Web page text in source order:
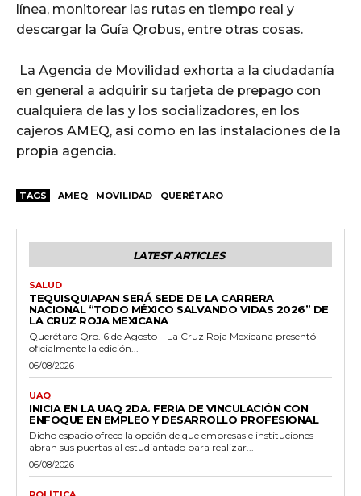
línea, monitorear las rutas en tiempo real y
descargar la Guía Qrobus, entre otras cosas.
La Agencia de Movilidad exhorta a la ciudadanía
en general a adquirir su tarjeta de prepago con
cualquiera de las y los socializadores, en los
cajeros AMEQ, así como en las instalaciones de la
propia agencia.
TAGS AMEQ MOVILIDAD QUERÉTARO
LATEST ARTICLES
SALUD
TEQUISQUIAPAN SERÁ SEDE DE LA CARRERA
NACIONAL “TODO MÉXICO SALVANDO VIDAS 2026” DE
LA CRUZ ROJA MEXICANA
Querétaro Qro. 6 de Agosto – La Cruz Roja Mexicana presentó
oficialmente la edición...
06/08/2026
UAQ
INICIA EN LA UAQ 2DA. FERIA DE VINCULACIÓN CON
ENFOQUE EN EMPLEO Y DESARROLLO PROFESIONAL
Dicho espacio ofrece la opción de que empresas e instituciones
abran sus puertas al estudiantado para realizar...
06/08/2026